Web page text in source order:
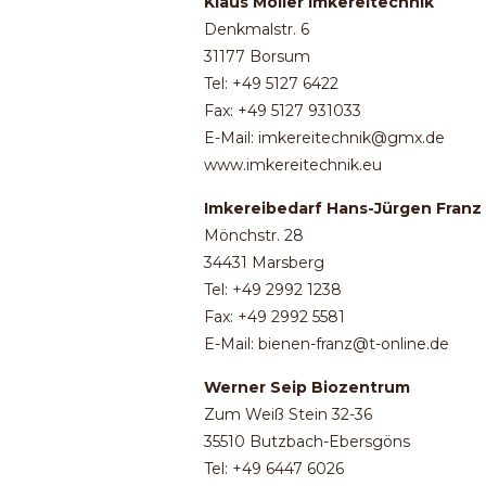
Denkmalstr. 6
31177 Borsum
Tel: +49 5127 6422
Fax: +49 5127 931033
E-Mail: imkereitechnik@gmx.de
www.imkereitechnik.eu
Imkereibedarf Hans-Jürgen Franz
Mönchstr. 28
34431 Marsberg
Tel: +49 2992 1238
Fax: +49 2992 5581
E-Mail: bienen-franz@t-online.de
Werner Seip Biozentrum
Zum Weiß Stein 32-36
35510 Butzbach-Ebersgöns
Tel: +49 6447 6026